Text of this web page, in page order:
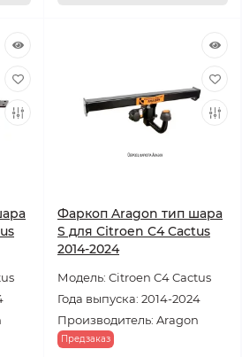
Фаркоп Aragon тип шара
S для Citroen C4 Cactus
2014-2024
Модель: Citroen C4 Cactus
Года выпуска: 2014-2024
Производитель: Aragon
Предзаказ